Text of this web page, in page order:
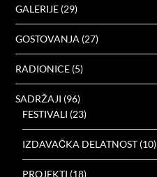
GALERIJE (29)
GOSTOVANJA (27)
RADIONICE (5)
SADRŽAJI (96)
FESTIVALI (23)
IZDAVAČKA DELATNOST (10)
PROJEKTI (18)